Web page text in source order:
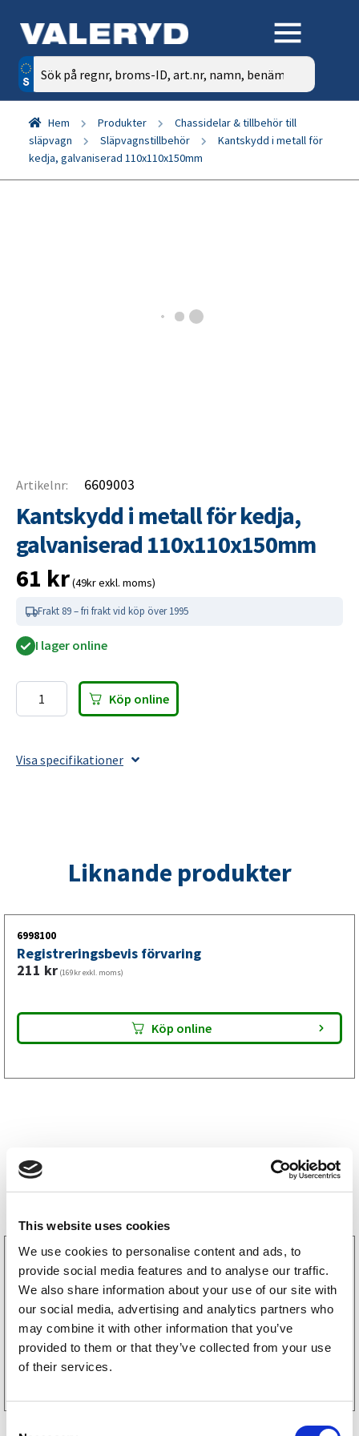
This website uses cookies
We use cookies to personalise content and ads, to
provide social media features and to analyse our traffic.
We also share information about your use of our site with
our social media, advertising and analytics partners who
may combine it with other information that you’ve
provided to them or that they’ve collected from your use
of their services.
Sök
efter:
Hem Produkter
Chassidelar & tillbehör till
släpvagn
Släpvagnstillbehör
Kantskydd i metall för
kedja, galvaniserad 110x110x150mm
Artikelnr: 6609003
Kantskydd i metall för kedja,
galvaniserad 110x110x150mm
61 kr(49kr exkl. moms)
Frakt 89 – fri frakt vid köp över 1995
I lager online
Kantskydd
för
Köp online
Visa specifikationer
Liknande produkter
6998100
Registreringsbevis förvaring
211 kr (169kr exkl. moms)
Köp online
Storsäljare
3160052
LGF Skylt Självhäftande
238kr(190kr exkl. moms)